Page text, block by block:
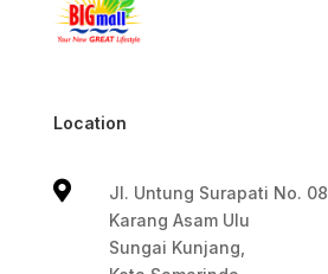
Location

Jl. Untung Surapati No. 08
Karang Asam Ulu
Sungai Kunjang,